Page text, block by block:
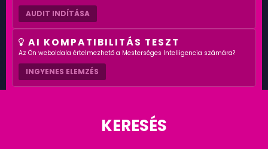
AUDIT INDÍTÁSA
AI KOMPATIBILITÁS TESZT
Az Ön weboldala értelmezhető a Mesterséges Intelligencia számára?
INGYENES ELEMZÉS
KERESÉS